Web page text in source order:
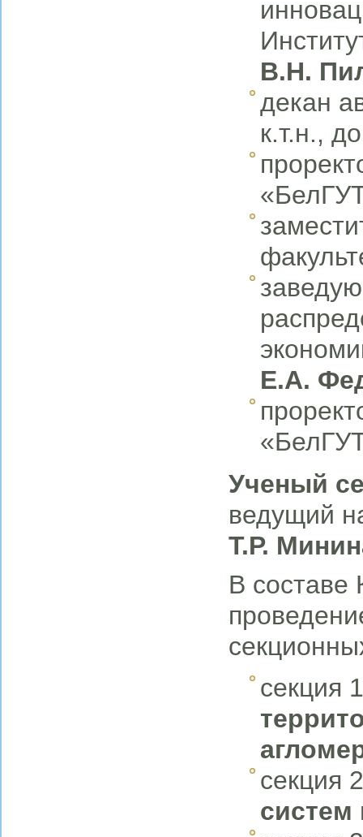
В.Н.
декан
к.т.н.,
Е.А.
Ученый
ведущий
Т.Р.
В составе
секция
секция
систем